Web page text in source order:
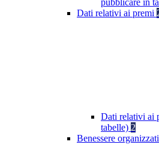
pubblicare in
Dati relativi ai premi
Dati relativi ai
tabelle) 2
Benessere